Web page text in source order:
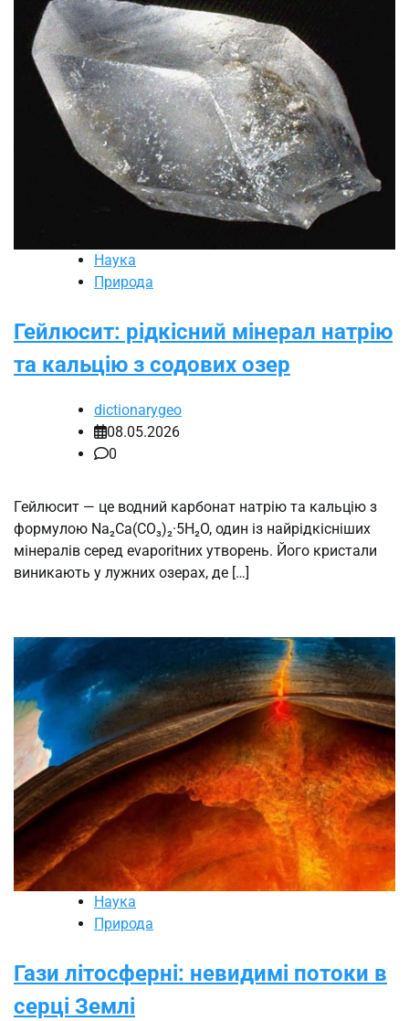
Наука
Природа
Гейлюсит: рідкісний мінерал натрію
та кальцію з содових озер
dictionarygeo
08.05.2026
0
Гейлюсит — це водний карбонат натрію та кальцію з
формулою Na₂Ca(CO₃)₂·5H₂O, один із найрідкісніших
мінералів серед evaporitних утворень. Його кристали
виникають у лужних озерах, де […]
Наука
Природа
Гази літосферні: невидимі потоки в
серці Землі